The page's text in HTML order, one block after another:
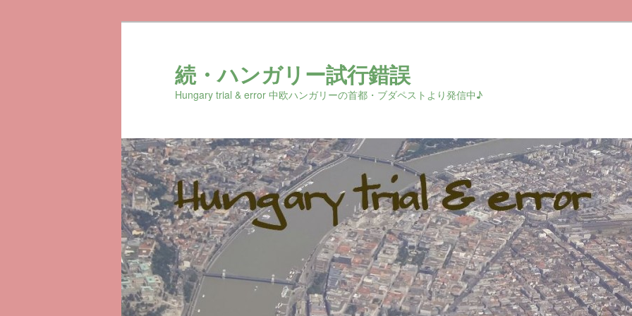
続・ハンガリー試行錯誤
Hungary trial & error 中欧ハンガリーの首都・ブダペストより発信中♪